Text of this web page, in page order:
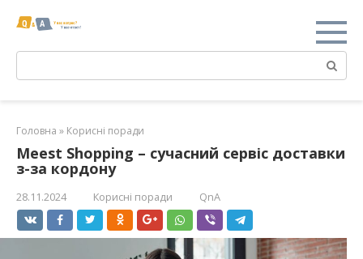
Поиск:
Головна » Корисні поради
Meest Shopping – сучасний сервіс доставки
з-за кордону
28.11.2024 Корисні поради QnA